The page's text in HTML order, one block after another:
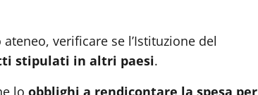
verificare se l’Istituzione del
stipulati in altri paesi.
lo obblighi a rendicontare la spesa per